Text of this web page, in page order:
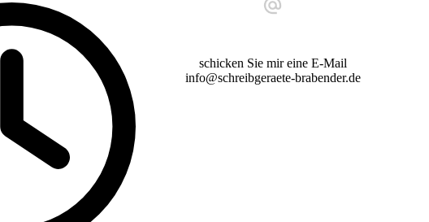
schicken Sie mir eine E-Mail
info@schreibgeraete-brabender.de